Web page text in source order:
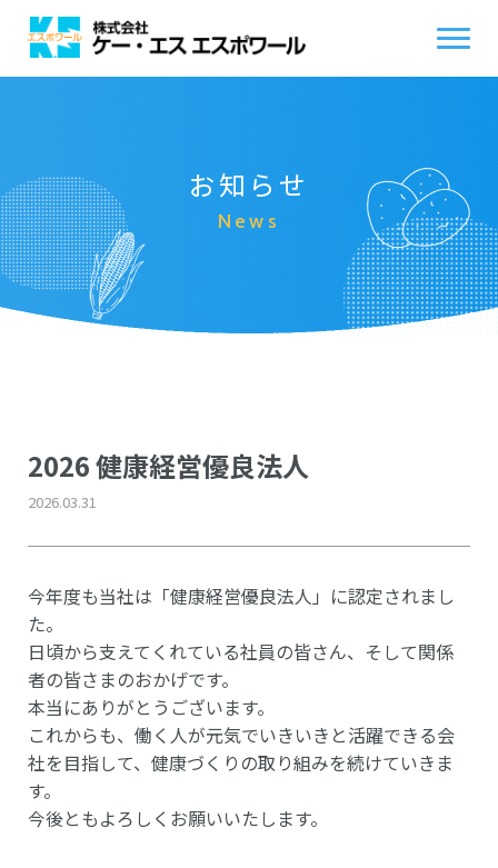
お知らせ
News
2026 健康経営優良法人
2026.03.31
今年度も当社は「健康経営優良法人」に認定されまし
た。
日頃から支えてくれている社員の皆さん、そして関係
者の皆さまのおかげです。
本当にありがとうございます。
これからも、働く人が元気でいきいきと活躍できる会
社を目指して、健康づくりの取り組みを続けていきま
す。
今後ともよろしくお願いいたします。